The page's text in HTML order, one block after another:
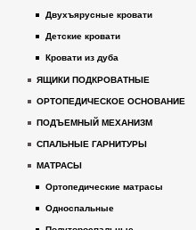
Двухъярусные кровати
Детские кровати
Кровати из дуба
ЯЩИКИ ПОДКРОВАТНЫЕ
ОРТОПЕДИЧЕСКОЕ ОСНОВАНИЕ
ПОДЪЕМНЫЙ МЕХАНИЗМ
СПАЛЬНЫЕ ГАРНИТУРЫ
МАТРАСЫ
Ортопедические матрасы
Односпальные